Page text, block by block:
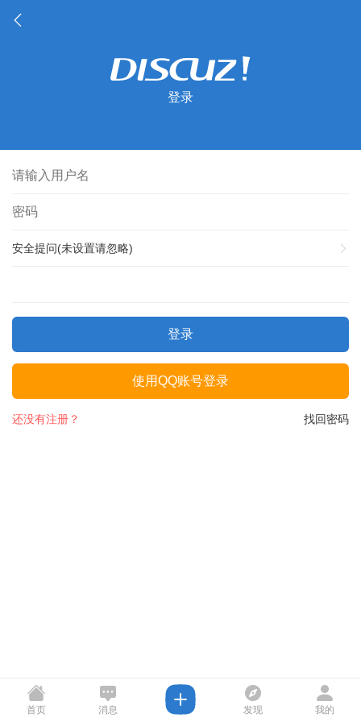
登录
安全提问(未设置请忽略)
登录
使用QQ账号登录
找回密码
还没有注册？
首页 消息 发现 我的